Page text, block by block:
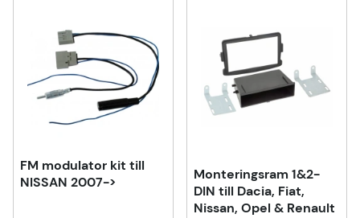
FM modulator kit till
NISSAN 2007->
Monteringsram 1&2-
DIN till Dacia, Fiat,
Nissan, Opel & Renault